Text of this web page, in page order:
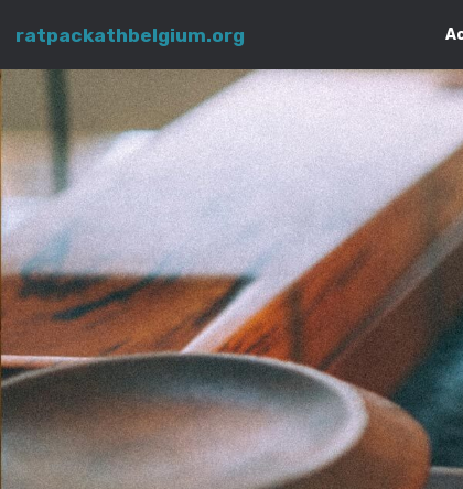
ratpackathbelgium.org